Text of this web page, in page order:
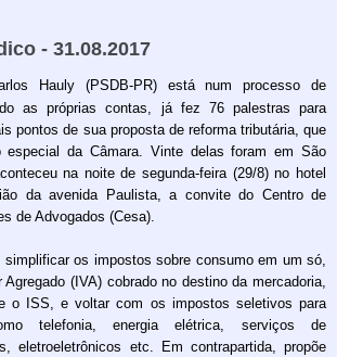
- 31.08.2017
Hauly (PSDB-PR) está num processo de
as próprias contas, já fez 76 palestras para
pontos de sua proposta de reforma tributária, que
especial da Câmara. Vinte delas foram em São
na noite de segunda-feira (29/8) no hotel
da avenida Paulista, a convite do Centro de
de Advogados (Cesa).
os impostos sobre consumo em um só,
(IVA) cobrado no destino da mercadoria,
o ISS, e voltar com os impostos seletivos para
telefonia, energia elétrica, serviços de
eletroeletrônicos etc. Em contrapartida, propõe